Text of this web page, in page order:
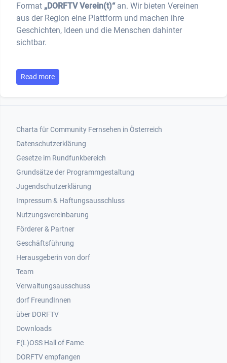
Format „DORFTV Verein(t)“an. Wir bieten Vereinen
aus der Region eine Plattform und machen ihre
Geschichten, Ideen und die Menschen dahinter
sichtbar.
Read more
Footer 1
Charta für Community Fernsehen in Österreich
Datenschutzerklärung
Gesetze im Rundfunkbereich
Grundsätze der Programmgestaltung
Jugendschutzerklärung
Impressum & Haftungsausschluss
Nutzungsvereinbarung
Footer 2
Förderer & Partner
Geschäftsführung
Herausgeberin von dorf
Team
Verwaltungsausschuss
dorf FreundInnen
Footer 3
über DORFTV
Downloads
F(L)OSS Hall of Fame
Footer 4
DORFTV empfangen